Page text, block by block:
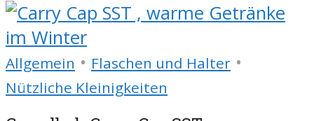
Allgemein • Flaschen und Halter •
Nützliche Kleinigkeiten